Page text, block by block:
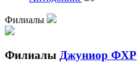
Филиалы
Филиалы Джуниор ФХР